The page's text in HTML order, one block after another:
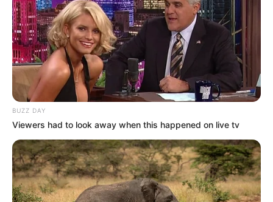
BUZZ DAY
Viewers had to look away when this happened on live tv